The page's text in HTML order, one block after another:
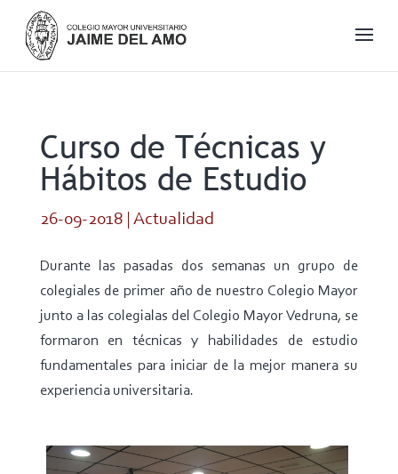
Curso de Técnicas y
Hábitos de Estudio
26-09-2018| Actualidad
Durante las pasadas dos semanas un grupo de
colegiales de primer año de nuestro Colegio Mayor
junto a las colegialas del Colegio Mayor Vedruna, se
formaron en técnicas y habilidades de estudio
fundamentales para iniciar de la mejor manera su
experiencia universitaria.